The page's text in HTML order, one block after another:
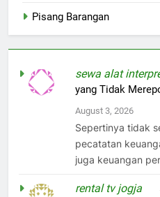
Pisang Barangan
sewa alat
yang Tidak
August 3, 2026
Sepertinya tidak
pecatatan
juga keuangan
rental tv jogja